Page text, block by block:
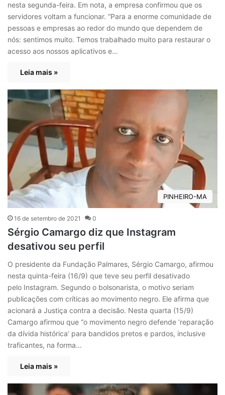
nesta segunda-feira. Em nota, a empresa confirmou que os
servidores voltam a funcionar. “Para a enorme comunidade de
pessoas e empresas ao redor do mundo que dependem de
nós: sentimos muito. Temos trabalhado muito para restaurar o
acesso aos nossos aplicativos e…
Leia mais »
PINHEIRO-MA
16 de setembro de 2021 0
Sérgio Camargo diz que Instagram
desativou seu perfil
O presidente da Fundação Palmares, Sérgio Camargo, afirmou
nesta quinta-feira (16/9) que teve seu perfil desativado
pelo Instagram. Segundo o bolsonarista, o motivo seriam
publicações com críticas ao movimento negro. Ele afirma que
acionará a Justiça contra a decisão. Nesta quarta (15/9)
Camargo afirmou que “o movimento negro defende ‘reparação
da dívida histórica’ para bandidos pretos e pardos, inclusive
traficantes, na forma…
Leia mais »